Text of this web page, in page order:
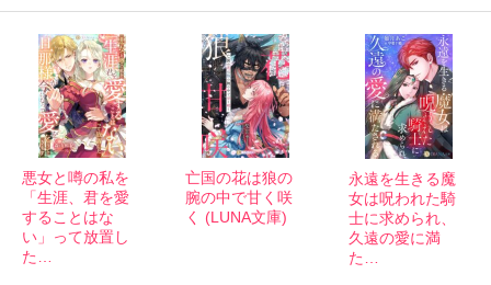
悪女と噂の私を
「生涯、君を愛
することはな
い」って放置し
た…
亡国の花は狼の
腕の中で甘く咲
く (LUNA文庫)
永遠を生きる魔
女は呪われた騎
士に求められ、
久遠の愛に満
た…